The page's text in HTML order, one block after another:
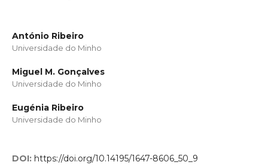
António Ribeiro
Universidade do Minho
Miguel M. Gonçalves
Universidade do Minho
Eugénia Ribeiro
Universidade do Minho
DOI: https://doi.org/10.14195/1647-8606_50_9